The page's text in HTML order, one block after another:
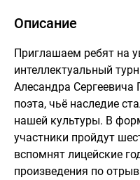
Описание
Приглашаем ребят на
интеллектуальный
Алесандра Сергеевича
поэта, чьё наследие
нашей культуры. В
участники пройдут
вспомнят лицейские
произведения по